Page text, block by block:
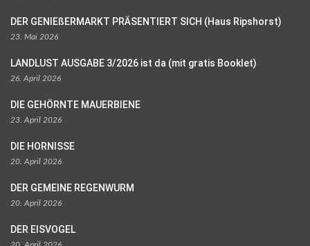
DER GENIEßERMARKT PRÄSENTIERT SICH (Haus Ripshorst)
23. Mai 2026
LANDLUST AUSGABE 3/2026 ist da (mit gratis Booklet)
26. April 2026
DIE GEHÖRNTE MAUERBIENE
23. April 2026
DIE HORNISSE
20. April 2026
DER GEMEINE REGENWURM
20. April 2026
DER EISVOGEL